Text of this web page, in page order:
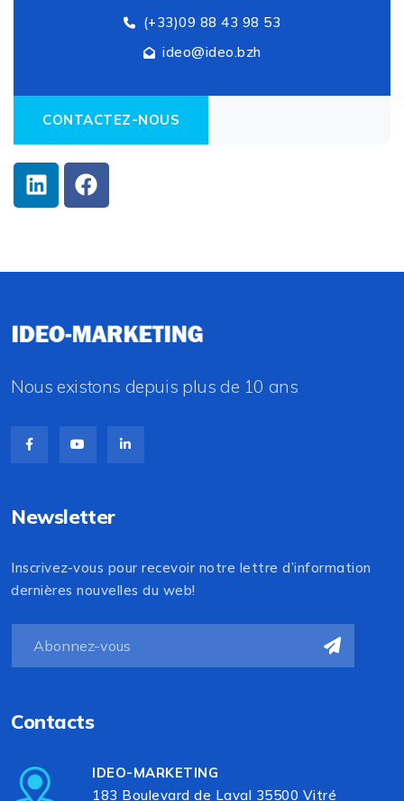
(+33)09 88 43 98 53
ideo@ideo.bzh
CONTACTEZ-NOUS
Nous existons depuis plus de 10 ans
Newsletter
Inscrivez-vous pour recevoir notre lettre d’information
dernières nouvelles du web!
Contacts
IDEO-MARKETING
183 Boulevard de Laval 35500 Vitré